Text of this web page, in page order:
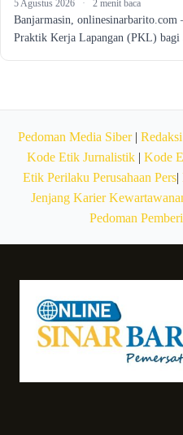
5 Agustus 2026 · 2 menit baca
Banjarmasin, onlinesinarbarito.com
Praktik Kerja Lapangan (PKL)
Pedoman Media Siber| Redaksi
Kode Etik Jurnalistik| Kode
Etik Perilaku Perusahaan Pers|
Jenjang Karier
Pedoman